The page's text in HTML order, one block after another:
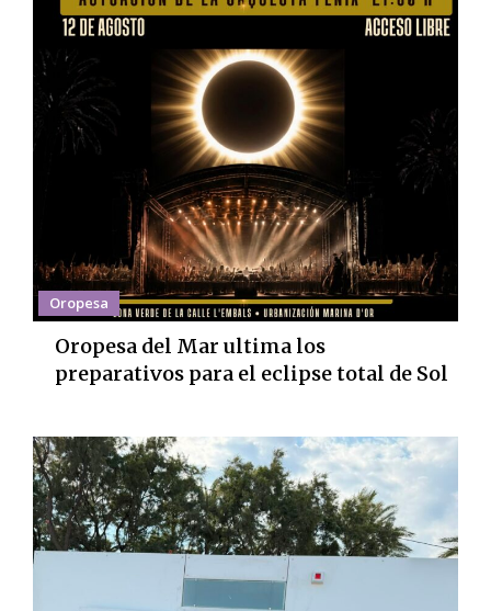
Oropesa
Oropesa del Mar ultima los
preparativos para el eclipse total de Sol